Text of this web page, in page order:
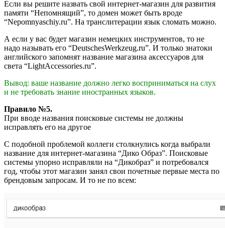
Если вы решите назвать свой интернет-магазин для развития
памяти “Непомнящий”, то домен может быть вроде
“Nepomnyaschiy.ru”. На транслитерации язык сломать можно.
А если у вас будет магазин немецких инструментов, то не
надо называть его “DeutschesWerkzeug.ru”. И только знатоки
английского запомнят название магазина аксессуаров для
света “LightAccessories.ru”.
Вывод: ваше название должно легко восприниматься на слух
и не требовать знание иностранных языков.
Правило №5.
При вводе названия поисковые системы не должны
исправлять его на другое
С подобной проблемой коллеги столкнулись когда выбрали
название для интернет-магазина “Дико Образ”. Поисковые
системы упорно исправляли на “Дикобраз” и потребовался
год, чтобы этот магазин занял свои почетные первые места по
брендовым запросам. И то не по всем: